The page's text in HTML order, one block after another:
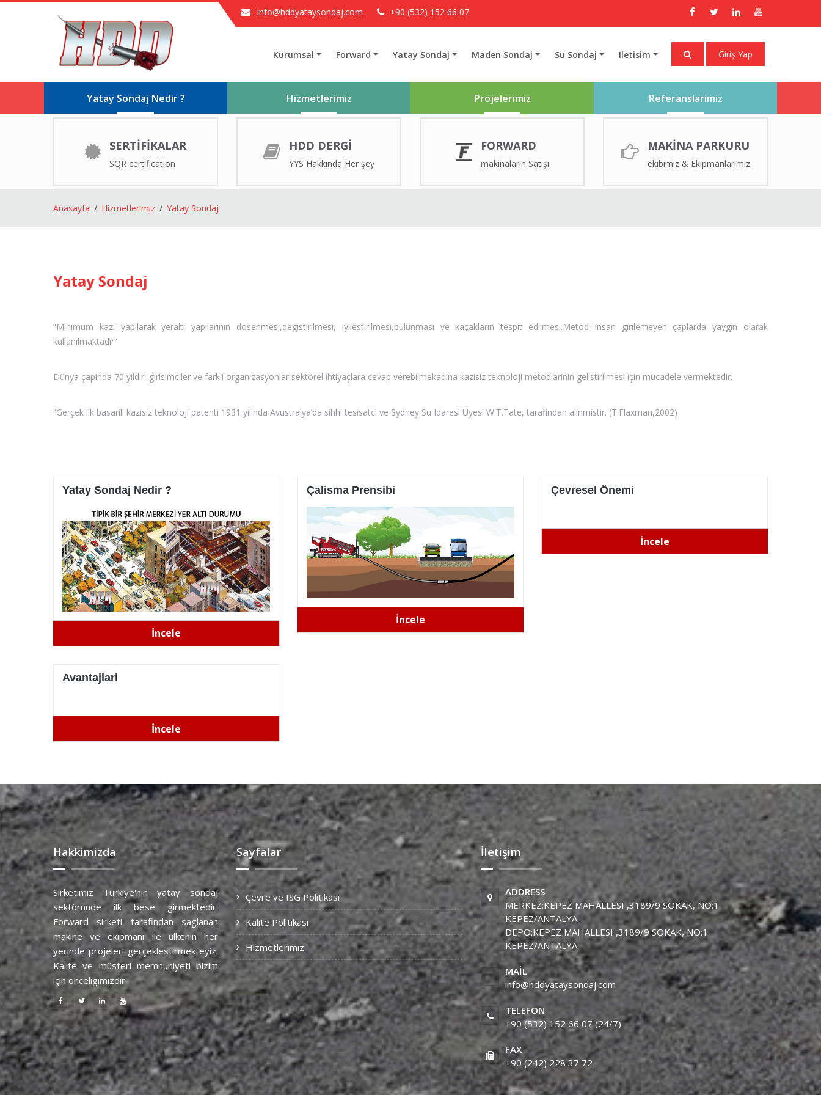
info@hddyataysondaj.com +90 (532) 152 66 07
Giriş Yap
Kurumsal Forward Yatay Sondaj Maden Sondaj Su Sondaj Iletisim
Yatay Sondaj Nedir ? Hizmetlerimiz Projelerimiz Referanslarimiz
SERTİFİKALAR
SQR certification
HDD DERGI
YYS Hakkında Her şey
FORWARD
makinaların Satışı
MAKİNA PARKURU
ekibimiz & Ekipmanlarımız
Anasayfa Hizmetlerimiz Yatay Sondaj
Yatay Sondaj
“Minimum kazi yapilarak yeralti yapilarinin dösenmesi,degistirilmesi, iyilestirilmesi,bulunmasi ve kaçaklarin tespit edilmesi.Metod insan girilemeyen çaplarda yaygin olarak
kullanilmaktadir”
Dünya çapinda 70 yildir, girisimciler ve farkli organizasyonlar sektörel ihtiyaçlara cevap verebilmekadina kazisiz teknoloji metodlarinin gelistirilmesi için mücadele vermektedir.
“Gerçek ilk basarili kazisiz teknoloji patenti 1931 yilinda Avustralya’da sihhi tesisatci ve Sydney Su Idaresi Üyesi W.T.Tate, tarafindan alinmistir. (T.Flaxman,2002)
Yatay Sondaj Nedir ?
İncele
Çalisma Prensibi
İncele
Çevresel Önemi
İncele
Avantajlari
İncele
Hakkimizda
Sirketimiz Türkiye'nin yatay sondaj
sektöründe ilk bese girmektedir.
Forward sirketi tarafindan saglanan
makine ve ekipmani ile ülkenin her
yerinde projeleri gerçeklestirmekteyiz.
Kalite ve müsteri memnuniyeti bizim
için önceligimizdir
Sayfalar
Çevre ve ISG Politikasi
Kalite Politikasi
Hizmetlerimiz
İletişim
ADDRESS
MERKEZ:KEPEZ MAHALLESI ,3189/9 SOKAK, NO:1
KEPEZ/ANTALYA
DEPO:KEPEZ MAHALLESI ,3189/9 SOKAK, NO:1
KEPEZ/ANTALYA
MAIL
info@hddyataysondaj.com
TELEFON
+90 (532) 152 66 07 (24/7)
FAX
+90 (242) 228 37 72